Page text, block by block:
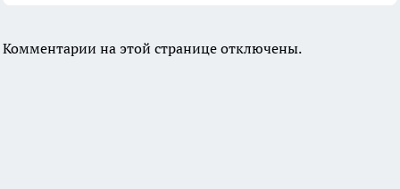
Комментарии на этой странице отключены.